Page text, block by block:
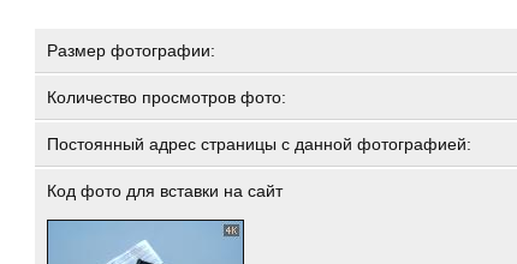
Размер фотографии:
Количество просмотров фото:
Постоянный адрес страницы с данной фотографией:
Код фото для вставки на сайт